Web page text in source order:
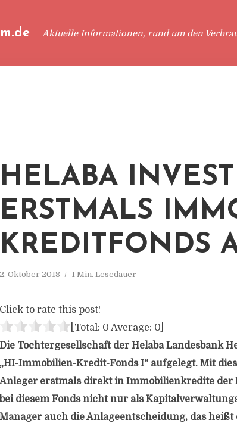
Aktuelle Informationen, rund um den
HELABA
ERSTMALS
KREDITFONDS
2. Oktober 2018 1 Min. Lesedauer
Click to rate this post!
[Total: 0 Average: 0
Die Tochtergesellschaft der Helaba Landesbank
„HI-Immobilien-Kredit-Fonds I“ aufgelegt. Mit
Anleger erstmals direkt in Immobilienkredite der
bei diesem Fonds nicht nur als
Manager auch die Anlageentscheidung, das